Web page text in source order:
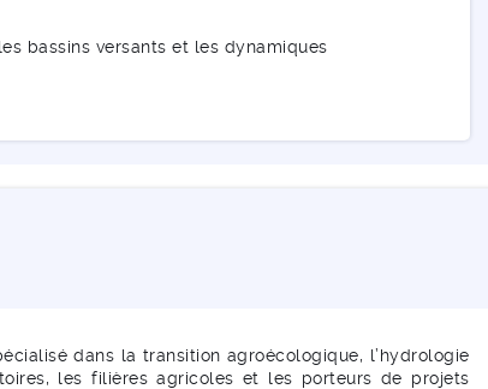
bassins versants et les dynamiques
dans la transition agroécologique, l’hydrologie
les filières agricoles et les porteurs de projets